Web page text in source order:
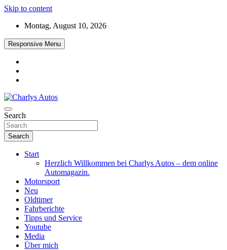
Skip to content
Montag, August 10, 2026
Responsive Menu
Charlys Autos
Das neue Automagazin – global. regional. informativ. interaktiv
Search
Search
Start
Herzlich Willkommen bei Charlys Autos – dem online
Automagazin.
Motorsport
Neu
Oldtimer
Fahrberichte
Tipps und Service
Youtube
Media
Über mich